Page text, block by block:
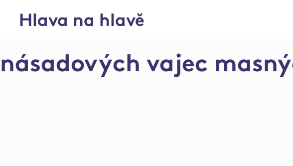
Hlava na hlavě
Farma Židlochovice –
násadových vajec